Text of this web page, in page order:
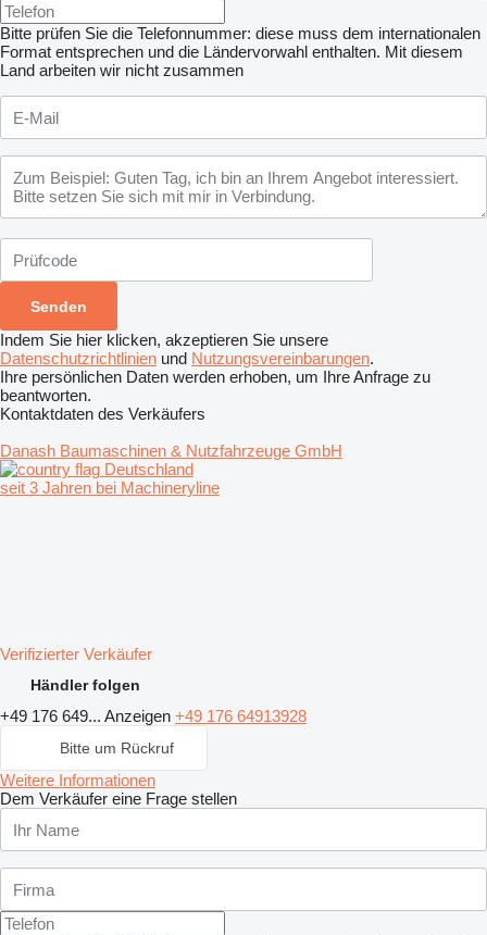
Bitte prüfen Sie die Telefonnummer: diese muss dem internationalen
Format entsprechen und die Ländervorwahl enthalten. Mit diesem
Land arbeiten wir nicht zusammen
Indem Sie hier klicken, akzeptieren Sie unsere
Datenschutzrichtlinien und Nutzungsvereinbarungen.
Ihre persönlichen Daten werden erhoben, um Ihre Anfrage zu
beantworten.
Kontaktdaten des Verkäufers
Danash Baumaschinen & Nutzfahrzeuge GmbH
Deutschland
seit 3 Jahren bei Machineryline
Verifizierter Verkäufer
Händler folgen
+49 176 649... Anzeigen +49 176 64913928
Bitte um Rückruf
Weitere Informationen
Dem Verkäufer eine Frage stellen